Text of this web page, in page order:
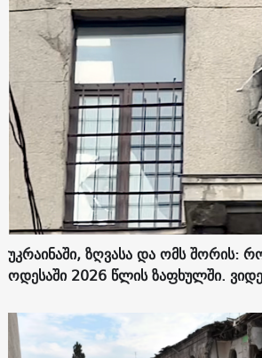
უკრაინაში, ზღვასა და ომს შორის:
ოდესაში 2026 წლის ზაფხულში.